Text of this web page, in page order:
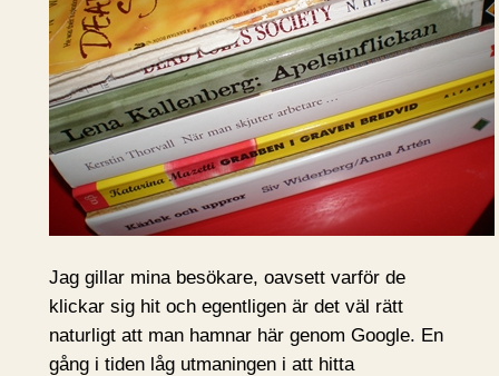
Jag gillar mina besökare, oavsett varför de
klickar sig hit och egentligen är det väl rätt
naturligt att man hamnar här genom Google. En
gång i tiden låg utmaningen i att hitta